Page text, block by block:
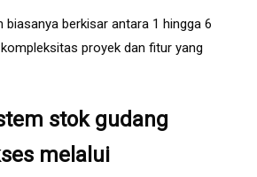
biasanya berkisar antara 1 hingga 6
proyek dan fitur yang
stok gudang
melalui